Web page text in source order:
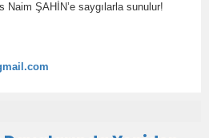
Naim ŞAHİN’e saygılarla sunulur!